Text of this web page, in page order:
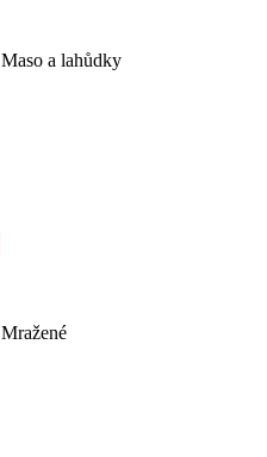
Maso a lahůdky
Mražené